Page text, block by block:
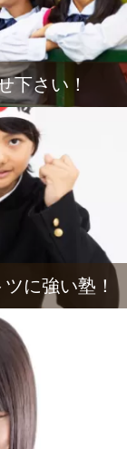
下さい！
に強い塾！